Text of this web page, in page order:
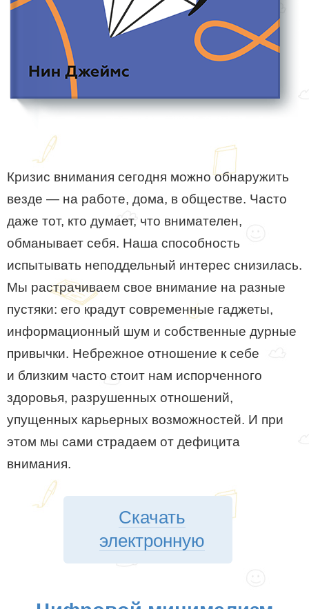
Кризис внимания сегодня можно обнаружить
везде — на работе, дома, в обществе. Часто
даже тот, кто думает, что внимателен,
обманывает себя. Наша способность
испытывать неподдельный интерес снизилась.
Мы растрачиваем свое внимание на разные
пустяки: его крадут современные гаджеты,
информационный шум и собственные дурные
привычки. Небрежное отношение к себе
и близким часто стоит нам испорченного
здоровья, разрушенных отношений,
упущенных карьерных возможностей. И при
этом мы сами страдаем от дефицита
внимания.
Скачать
электронную